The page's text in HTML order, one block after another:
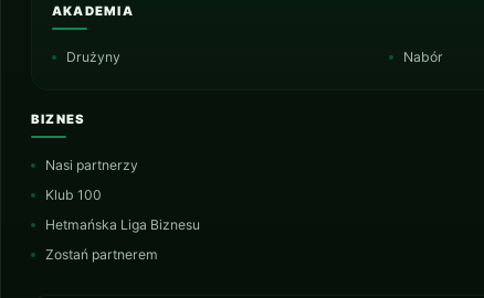
AKADEMIA
Drużyny Nabór
BIZNES
Nasi partnerzy
Klub 100
Hetmańska Liga Biznesu
Zostań partnerem